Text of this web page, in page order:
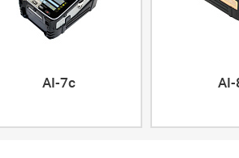
AI-7c AI-